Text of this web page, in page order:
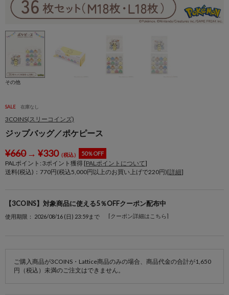
その他
SALE 在庫なし
3COINS(スリーコインズ)
ジップバッグ／ポケピース
¥660→ ¥330（税込） 50％OFF
PALポイント: 3ポイント獲得 [PALポイントについて]
送料(税込)：770円(税込5,000円以上のお買い上げで220円)[詳細]
【3COINS】対象商品に使える5％OFFクーポン配布中
使用期限： 2026/08/16 (日) 23:59まで [クーポン詳細はこちら]
ご購入商品が3COINS・Lattice商品のみの場合、商品代金の合計が1,650
円（税込）未満のご注文はできません。